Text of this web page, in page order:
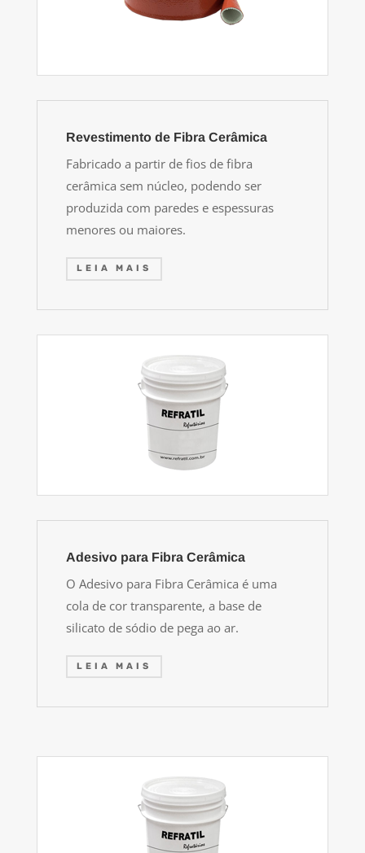
Revestimento de Fibra Cerâmica
Fabricado a partir de fios de fibra
cerâmica sem núcleo, podendo ser
produzida com paredes e espessuras
menores ou maiores.
LEIA MAIS
Adesivo para Fibra Cerâmica
O Adesivo para Fibra Cerâmica é uma
cola de cor transparente, a base de
silicato de sódio de pega ao ar.
LEIA MAIS